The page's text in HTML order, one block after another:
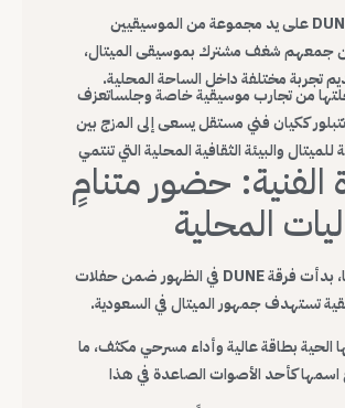
تأسست فرقة DUNE على يد مجموعة من الموسيقيين
جمعهم شغف مشترك بموسيقى الميتال،
تجربة مختلفة داخل الساحة المحلية.
من تجارب موسيقية خاصة وجلساتعزف
ككيان فني مستقل يسعى إلى المزج بين
للميتال والبيئة الثقافية المحلية التي تنتمي
الفنية: حضور متنامٍ
المحلية
مع تطور تجربتها، بدأت فرقة DUNE في الظهور ضمن حفلات
تستهدف جمهور الميتال في السعودية.
الحية بطاقة عالية وأداء مسرحي مكثف، ما
كأحد الأصوات الصاعدة في هذا